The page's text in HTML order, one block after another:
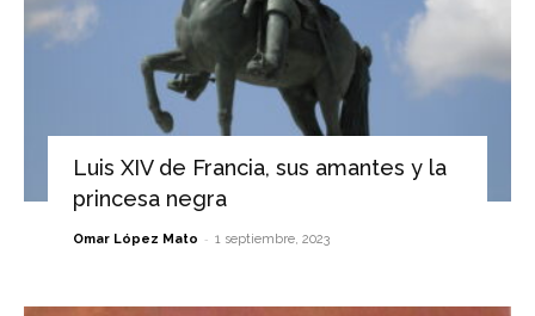
Luis XIV de Francia, sus amantes y la
princesa negra
Omar López Mato - 1 septiembre, 2023